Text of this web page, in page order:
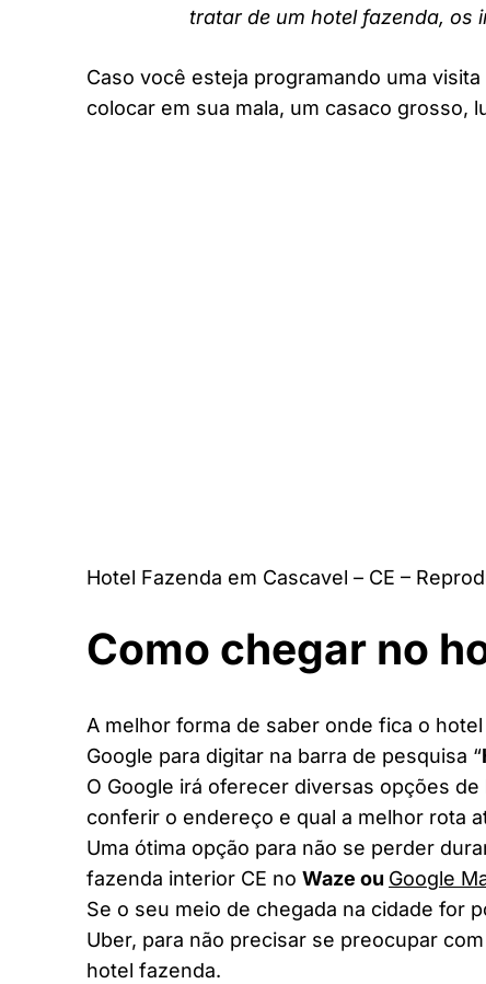
tratar de um hotel fazenda, os
Caso você esteja programando uma
colocar em sua mala, um casaco grosso,
Hotel Fazenda em Cascavel – CE –
Como chegar no
A melhor forma de saber onde fica o
Google para digitar na barra de pesquisa “
O Google irá oferecer diversas opções
conferir o endereço e qual a melhor rota
Uma ótima opção para não se perder
fazenda interior CE no Waze ou Google
Se o seu meio de chegada na cidade for
Uber, para não precisar se preocupar
hotel fazenda.